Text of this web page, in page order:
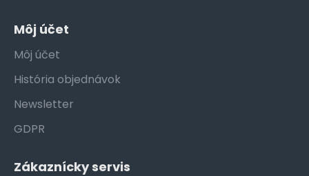
Môj účet
Môj účet
História objednávok
Newsletter
GDPR
Zákaznícky servis